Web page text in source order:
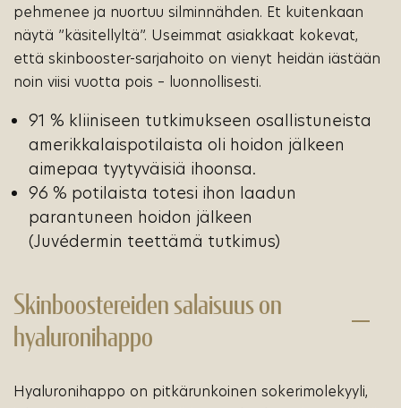
pehmenee ja nuortuu silminnähden. Et kuitenkaan
näytä ”käsitellyltä”. Useimmat asiakkaat kokevat,
että skinbooster-sarjahoito on vienyt heidän iästään
noin viisi vuotta pois – luonnollisesti.
91 % kliiniseen tutkimukseen osallistuneista
amerikkalaispotilaista oli hoidon jälkeen
aimepaa tyytyväisiä ihoonsa.
96 % potilaista totesi ihon laadun
parantuneen hoidon jälkeen
(Juvédermin teettämä tutkimus)
Skinboostereiden salaisuus on
hyaluronihappo
Hyaluronihappo on pitkärunkoinen sokerimolekyyli,